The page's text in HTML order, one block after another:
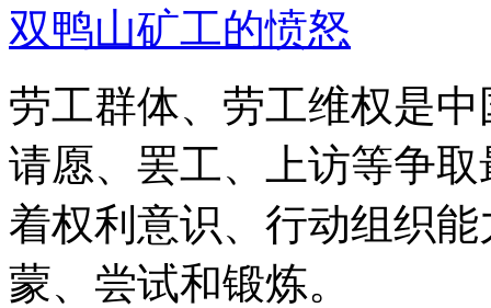
双鸭山矿工的愤怒
劳工群体、劳工维权是
请愿、罢工、上访等争
着权利意识、行动组织
蒙、尝试和锻炼。